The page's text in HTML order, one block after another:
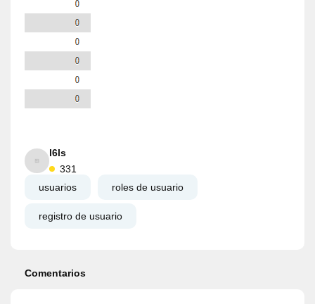
l6ls
331
usuarios
roles de usuario
registro de usuario
Comentarios